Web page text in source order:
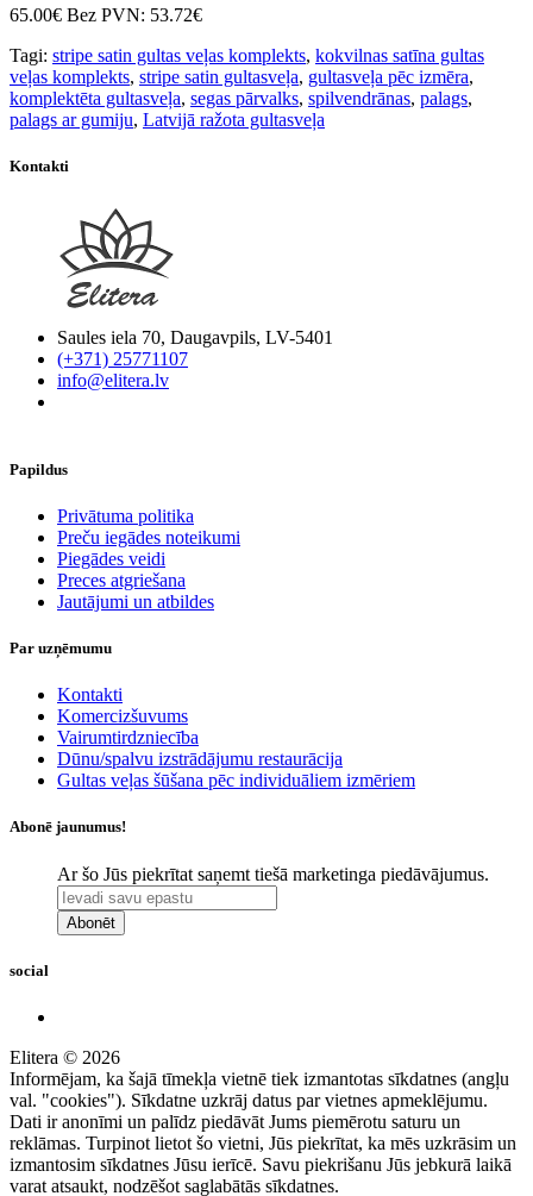
65.00€ Bez PVN: 53.72€
Tagi: stripe satin gultas veļas komplekts, kokvilnas satīna gultas
veļas komplekts, stripe satin gultasveļa, gultasveļa pēc izmēra,
komplektēta gultasveļa, segas pārvalks, spilvendrānas, palags,
palags ar gumiju, Latvijā ražota gultasveļa
Kontakti
Saules iela 70, Daugavpils, LV-5401
(+371) 25771107
info@elitera.lv
Papildus
​Privātuma politika
Preču iegādes noteikumi
Piegādes veidi
Preces atgriešana
Jautājumi un atbildes
Par uzņēmumu
Kontakti
Komercizšuvums
Vairumtirdzniecība
Dūnu/spalvu izstrādājumu restaurācija
Gultas veļas šūšana pēc individuāliem izmēriem
Abonē jaunumus!
Ar šo Jūs piekrītat saņemt tiešā marketinga piedāvājumus.
Abonēt
social
Elitera © 2026
Informējam, ka šajā tīmekļa vietnē tiek izmantotas sīkdatnes (angļu
val. "cookies"). Sīkdatne uzkrāj datus par vietnes apmeklējumu.
Dati ir anonīmi un palīdz piedāvāt Jums piemērotu saturu un
reklāmas. Turpinot lietot šo vietni, Jūs piekrītat, ka mēs uzkrāsim un
izmantosim sīkdatnes Jūsu ierīcē. Savu piekrišanu Jūs jebkurā laikā
varat atsaukt, nodzēšot saglabātās sīkdatnes.